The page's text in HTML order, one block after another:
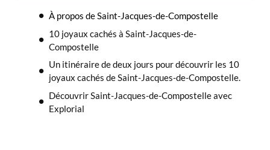
À propos de Saint-Jacques-de-Compostelle
10 joyaux cachés à Saint-Jacques-de-
Compostelle
Un itinéraire de deux jours pour découvrir les 10
joyaux cachés de Saint-Jacques-de-Compostelle.
Découvrir Saint-Jacques-de-Compostelle avec
Explorial